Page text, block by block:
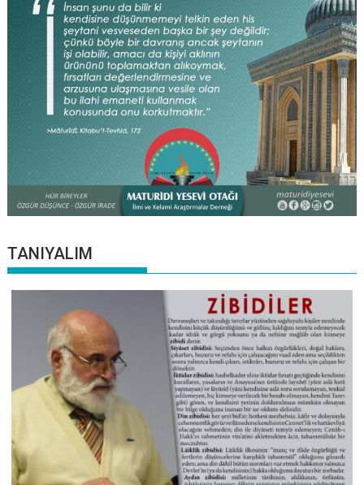
TANIYALIM